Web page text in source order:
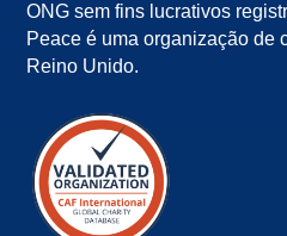
ONG sem fins lucrativos
Peace é uma organização de
Reino Unido.